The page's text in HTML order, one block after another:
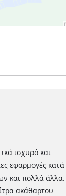
ισχυρό και
εφαρμογές κατά
και πολλά άλλα.
ακάθαρτου